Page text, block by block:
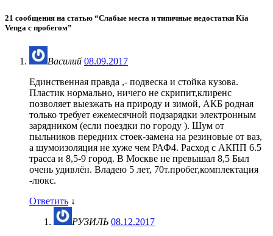
21 сообщения на статью “Слабые места и типичные недостатки Kia
Venga с пробегом”
Василий 08.09.2017
Единственная правда ,- подвеска и стойка кузова.
Пластик нормально, ничего не скрипит,клиренс
позволяет выезжать на природу и зимой, АКБ родная
только требует ежемесячной подзарядки электронным
зарядником (если поездки по городу ). Шум от
пыльников передних стоек-замена на резиновые от ваз,
а шумоизоляция не хуже чем РАФ4. Расход с АКПП 6.5
трасса и 8,5-9 город. В Москве не превышал 8,5 Был
очень удивлён. Владею 5 лет, 70т.пробег,комплектация
-люкс.
Ответить ↓
РУЗИЛЬ 08.12.2017